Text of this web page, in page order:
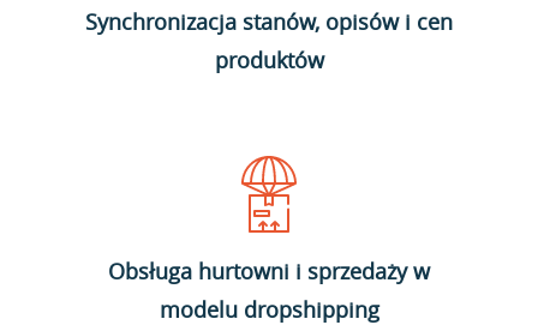
Synchronizacja stanów, opisów i cen
produktów
Obsługa hurtowni i sprzedaży w
modelu dropshipping